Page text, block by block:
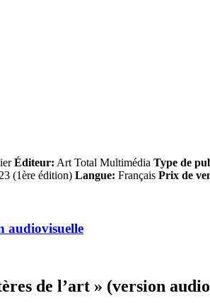
Éditeur: Art Total Multimédia Type de
(1ère édition) Langue: Français Prix de
audiovisuelle
de l’art » (version